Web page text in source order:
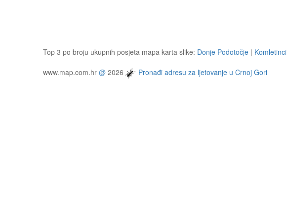
Top 3 po broju ukupnih posjeta mapa karta slike: Donje Podotočje | Komletinci
www.map.com.hr @ 2026 Pronađi adresu za ljetovanje u Crnoj Gori